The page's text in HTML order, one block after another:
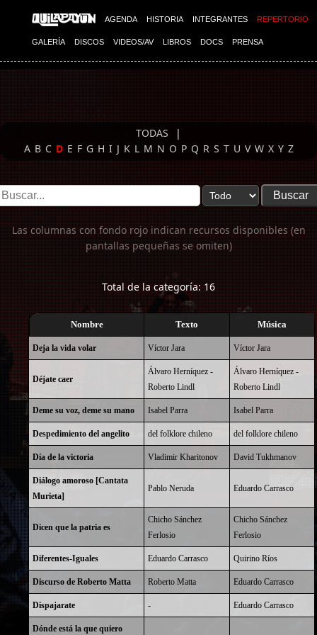
AGENDA HISTORIA INTEGRANTES REPERTORIO
GALERÍA DISCOS VIDEOS/AV LIBROS DOCS PRENSA
Imagen 01
TODAS
|
A B C D E F G H I J K L M N O P Q R S T U V W X Y Z
Las columnas con fondo rojo indican recursos disponibles (en
pantallas pequeñas se omiten)
Total de la categoría: 16
Nombre Texto Música
Deja la vida volar Víctor Jara Víctor Jara
Déjate caer
Álvaro Herníquez -
Roberto Lindl
Álvaro Herníquez -
Roberto Lindl
Deme su voz, deme su mano Isabel Parra Isabel Parra
Despedimiento del angelito del folklore chileno del folklore chileno
Día de la victoria Vladimir Kharitonov David Tukhmanov
Diálogo amoroso [Cantata
Murieta]
Pablo Neruda Eduardo Carrasco
Dicen que la patria es
Chicho Sánchez
Ferlosio
Chicho Sánchez
Ferlosio
Diferentes-Iguales Eduardo Carrasco Quirino Ríos
Discurso de Roberto Matta Roberto Matta Eduardo Carrasco
Dispajarate - Eduardo Carrasco
Dónde está la que quiero